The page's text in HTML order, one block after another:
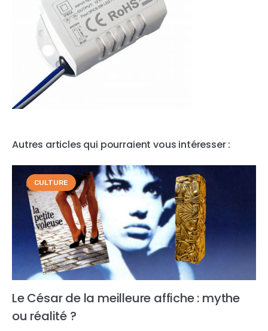
Autres articles qui pourraient vous intéresser :
CULTURE
Le César de la meilleure affiche : mythe
ou réalité ?